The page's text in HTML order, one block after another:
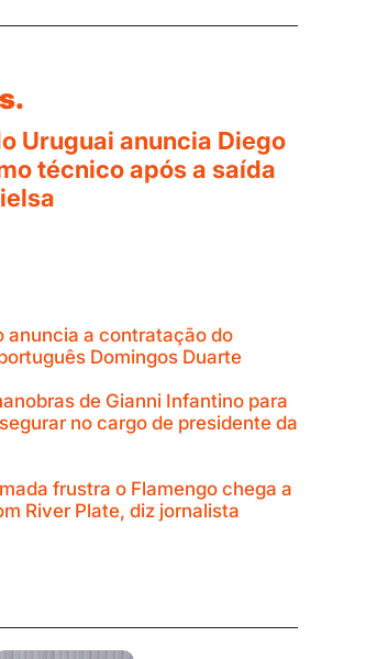
Uruguai anuncia Diego
técnico após a saída
anuncia a contratação do
Domingos Duarte
de Gianni Infantino para
no cargo de presidente da
frustra o Flamengo chega a
River Plate, diz jornalista